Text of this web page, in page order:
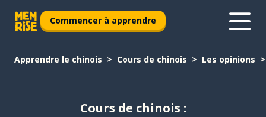
Commencer à apprendre
Apprendre le chinois Cours de chinois Les opinions
Cours de chinois :